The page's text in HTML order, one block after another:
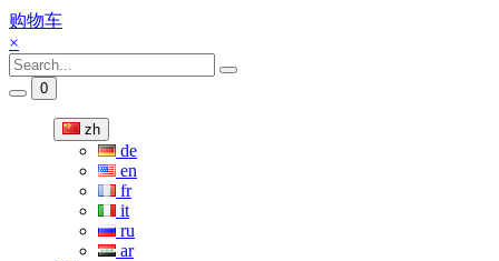
购物车
×
0
zh
de
en
fr
it
ru
ar